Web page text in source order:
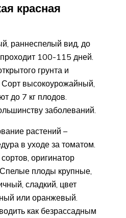
красная
раннеспелый вид, до
100-115 дней.
грунта и
высокоурожайный,
до 7 кг плодов.
заболеваний.
растений –
в уходе за томатом.
оригинатор
плоды крупные,
сладкий, цвет
или оранжевый.
как безрассадным